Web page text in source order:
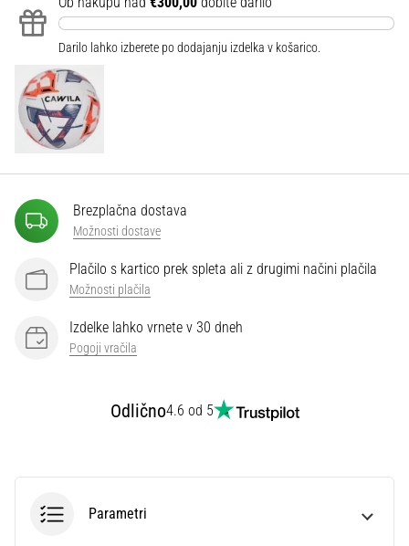
Bodi
del
tekme,
gola
in…
vse
članke
Darilo lahko izberete po dodajanju izdelka v košarico.
Brezplačna dostava
Možnosti dostave
Plačilo s kartico prek spleta ali z drugimi načini plačila
Možnosti plačila
Izdelke lahko vrnete v 30 dneh
Pogoji vračila
Odlično4.6 od 5
Parametri